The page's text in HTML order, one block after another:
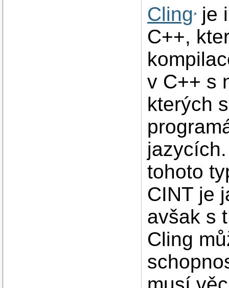
Cling je
C++,
v C++ s
kterých
tohoto
CINT je
avšak s
Cling